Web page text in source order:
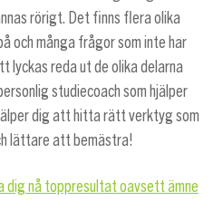
rörigt. Det finns flera olika
och många frågor som inte har
lyckas reda ut de olika delarna
studiecoach som hjälper
dig att hitta rätt verktyg som
lättare att bemästra!
dig nå toppresultat oavsett ämne